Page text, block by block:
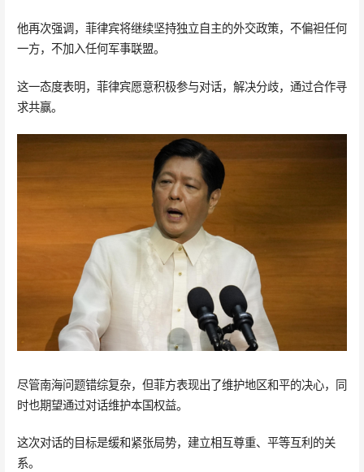
他再次强调，菲律宾将继续坚持独立自主的外交政策，不偏袒任何
一方，不加入任何军事联盟。
这一态度表明，菲律宾愿意积极参与对话，解决分歧，通过合作寻
求共赢。
尽管南海问题错综复杂，但菲方表现出了维护地区和平的决心，同
时也期望通过对话维护本国权益。
这次对话的目标是缓和紧张局势，建立相互尊重、平等互利的关
系。